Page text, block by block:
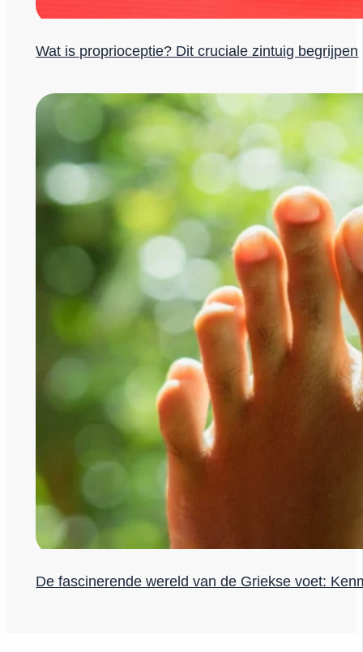
Wat is proprioceptie? Dit cruciale zintuig begrijpen
De fascinerende wereld van de Griekse voet: